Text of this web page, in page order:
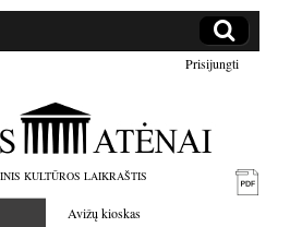
Prisijungti
KULTŪROS LAIKRAŠTIS
Avižų kioskas